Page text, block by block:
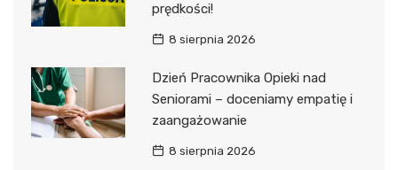
prędkości!
8 sierpnia 2026
Dzień Pracownika Opieki nad
Seniorami – doceniamy empatię i
zaangażowanie
8 sierpnia 2026